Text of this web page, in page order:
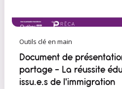
Outils clé en main
Document de
partage - La réussite
issu.e.s de l'immigration